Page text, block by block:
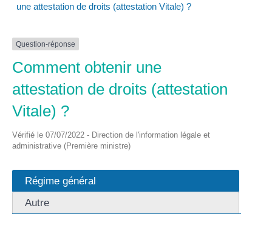
une attestation de droits (attestation Vitale) ?
Question-réponse
Comment obtenir une
attestation de droits (attestation
Vitale) ?
Vérifié le 07/07/2022 - Direction de l'information légale et
administrative (Première ministre)
Régime général
Autre